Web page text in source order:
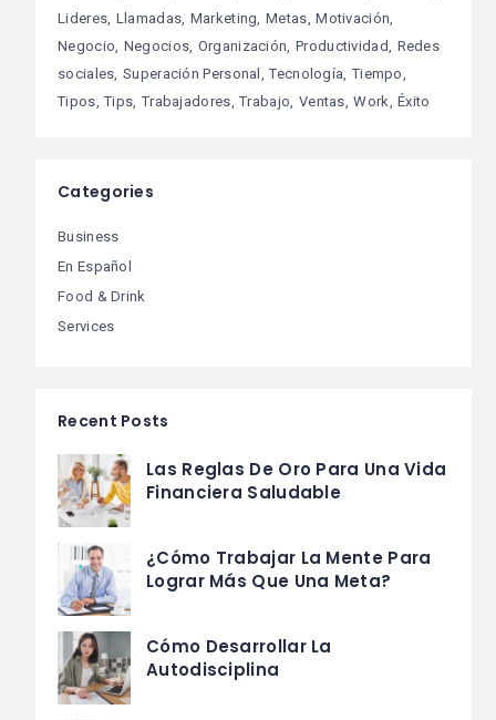
Lideres Llamadas Marketing Metas Motivación
Negocio Negocios Organización Productividad Redes
sociales Superación Personal Tecnología Tiempo
Tipos Tips Trabajadores Trabajo Ventas Work Éxito
Categories
Business
En Español
Food & Drink
Services
Recent Posts
Las Reglas De Oro Para Una Vida
Financiera Saludable
¿Cómo Trabajar La Mente Para
Lograr Más Que Una Meta?
Cómo Desarrollar La
Autodisciplina